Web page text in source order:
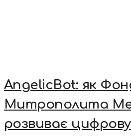
AngelicBot: як
Митрополита
розвиває цифрову